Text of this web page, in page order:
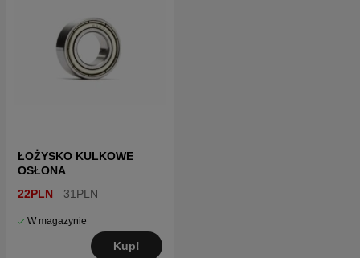
ŁOŻYSKO KULKOWE
OSŁONA
22PLN
31PLN
W magazynie
Kup!